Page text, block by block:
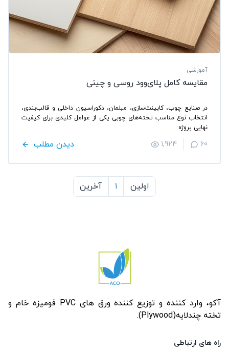
آموزشی
مقایسه کامل پلای‌وود روسی و چینی
در صنایع چوب، کابینت‌سازی، مبلمان، دکوراسیون داخلی و قالب‌بندی،
انتخاب نوع مناسب تخته‌های چوبی یکی از عوامل کلیدی برای کیفیت
نهایی پروژه
دیدن مطلب 1,924 60
اولین 1 آخرین
آکو، وارد کننده و توزیع کننده ورق های PVC فومیزه خام و
تخته چندلایه(Plywood).
راه های ارتباطی